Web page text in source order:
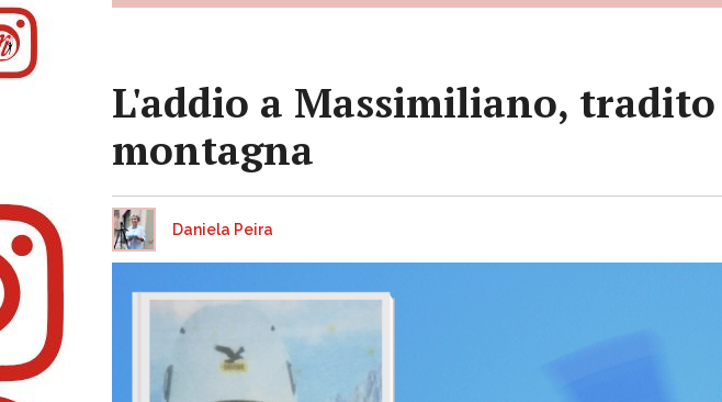
L'addio a Massimiliano,
montagna
Daniela Peira